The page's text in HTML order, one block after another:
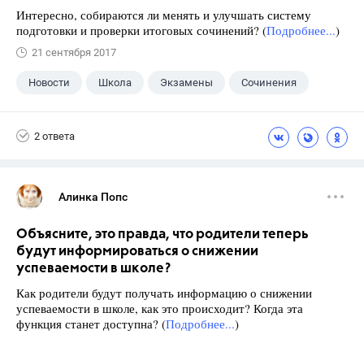
Интересно, собираются ли менять и улучшать систему
подготовки и проверки итоговых сочинений? (Подробнее...)
21 сентября 2017
Новости Школа Экзамены Сочинения
2 ответа
Алинка Попс
Объясните, это правда, что родители теперь
будут информироваться о снижении
успеваемости в школе?
Как родители будут получать информацию о снижении
успеваемости в школе, как это происходит? Когда эта
функция станет доступна? (Подробнее...)